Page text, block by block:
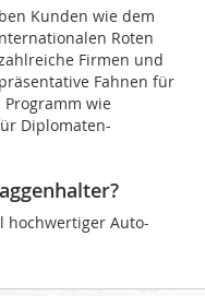
Kunden wie dem
Roten
Firmen und
Fahnen für
wie
Diplomaten-
hochwertiger Auto-